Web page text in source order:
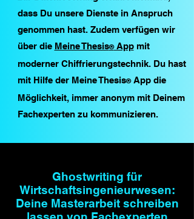
dass Du unsere Dienste in Anspruch
genommen hast. Zudem verfügen wir
über die Meine Thesis®Appmit
moderner Chiffrierungstechnik. Du hast
mit Hilfe der Meine Thesis®App die
Möglichkeit, immer anonym mit Deinem
Fachexperten zu kommunizieren.
Ghostwriting für
Wirtschaftsingenieurwesen:
Deine Masterarbeit schreiben